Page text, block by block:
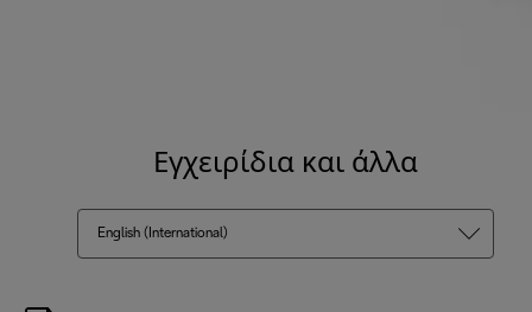
Εγχειρίδια και άλλα
English (International)